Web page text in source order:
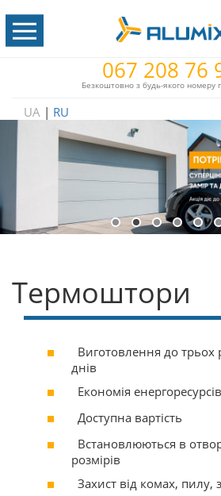
067 208 76
Безкоштовно з будь-якого номеру
UA | RU
Термоштори
Виготовлення до трьох
днів
Економія енергоресурсів
Доступна вартість
Встановлюються в
розмірів
Захист від комах, пилу,